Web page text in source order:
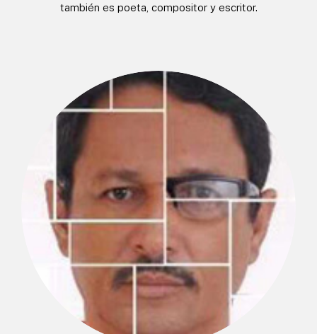
también es poeta, compositor y escritor.